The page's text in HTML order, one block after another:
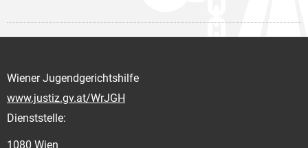
Wiener Jugendgerichtshilfe
www.justiz.gv.at/WrJGH
Dienststelle:
1080 Wien